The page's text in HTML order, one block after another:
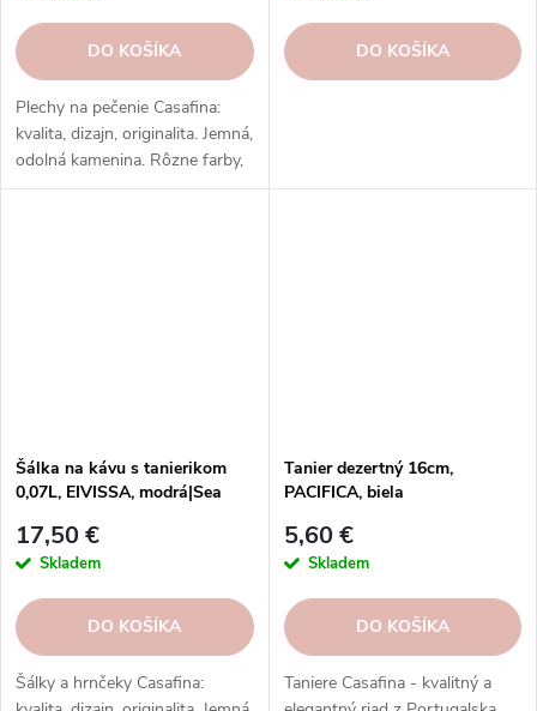
DO KOŠÍKA
Plechy na pečenie Casafina:
kvalita, dizajn, originalita. Jemná,
odolná kamenina. Rôzne farby,
vzory, tvary. Formy Casafina -
DO KOŠÍKA
Šálka na kávu s tanierikom
0,07L, EIVISSA, modrá|Sea
17,50 €
Skladem
DO KOŠÍKA
Šálky a hrnčeky Casafina:
Tanier dezertný 16cm,
PACIFICA, biela
5,60 €
Skladem
DO KOŠÍKA
Taniere Casafina - kvalitný a